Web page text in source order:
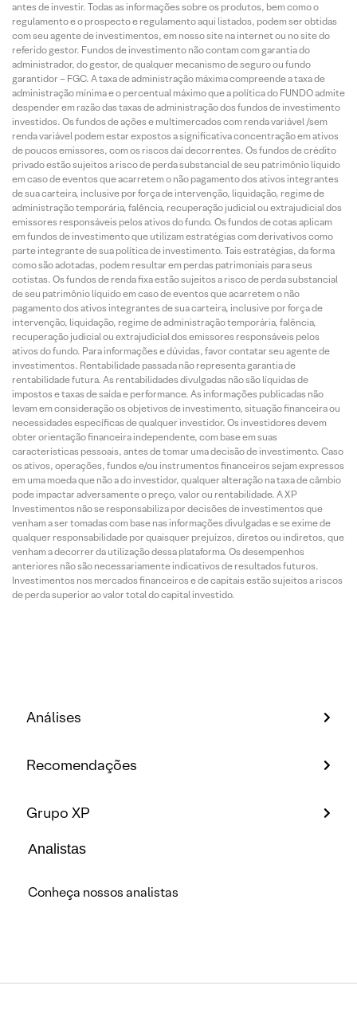
antes de investir. Todas as informações sobre os produtos, bem como o
regulamento e o prospecto e regulamento aqui listados, podem ser obtidas
com seu agente de investimentos, em nosso site na internet ou no site do
referido gestor. Fundos de investimento não contam com garantia do
administrador, do gestor, de qualquer mecanismo de seguro ou fundo
garantidor – FGC. A taxa de administração máxima compreende a taxa de
administração mínima e o percentual máximo que a política do FUNDO admite
despender em razão das taxas de administração dos fundos de investimento
investidos. Os fundos de ações e multimercados com renda variável /sem
renda variável podem estar expostos a significativa concentração em ativos
de poucos emissores, com os riscos daí decorrentes. Os fundos de crédito
privado estão sujeitos a risco de perda substancial de seu patrimônio líquido
em caso de eventos que acarretem o não pagamento dos ativos integrantes
de sua carteira, inclusive por força de intervenção, liquidação, regime de
administração temporária, falência, recuperação judicial ou extrajudicial dos
emissores responsáveis pelos ativos do fundo. Os fundos de cotas aplicam
em fundos de investimento que utilizam estratégias com derivativos como
parte integrante de sua política de investimento. Tais estratégias, da forma
como são adotadas, podem resultar em perdas patrimoniais para seus
cotistas. Os fundos de renda fixa estão sujeitos a risco de perda substancial
de seu patrimônio líquido em caso de eventos que acarretem o não
pagamento dos ativos integrantes de sua carteira, inclusive por força de
intervenção, liquidação, regime de administração temporária, falência,
recuperação judicial ou extrajudicial dos emissores responsáveis pelos
ativos do fundo. Para informações e dúvidas, favor contatar seu agente de
investimentos. Rentabilidade passada não representa garantia de
rentabilidade futura. As rentabilidades divulgadas não são líquidas de
impostos e taxas de saída e performance. As informações publicadas não
levam em consideração os objetivos de investimento, situação financeira ou
necessidades específicas de qualquer investidor. Os investidores devem
obter orientação financeira independente, com base em suas
características pessoais, antes de tomar uma decisão de investimento. Caso
os ativos, operações, fundos e/ou instrumentos financeiros sejam expressos
em uma moeda que não a do investidor, qualquer alteração na taxa de câmbio
pode impactar adversamente o preço, valor ou rentabilidade. A XP
Investimentos não se responsabiliza por decisões de investimentos que
venham a ser tomadas com base nas informações divulgadas e se exime de
qualquer responsabilidade por quaisquer prejuízos, diretos ou indiretos, que
venham a decorrer da utilização dessa plataforma. Os desempenhos
anteriores não são necessariamente indicativos de resultados futuros.
Investimentos nos mercados financeiros e de capitais estão sujeitos a riscos
de perda superior ao valor total do capital investido.
Análises
Recomendações
Grupo XP
Analistas
Conheça nossos analistas